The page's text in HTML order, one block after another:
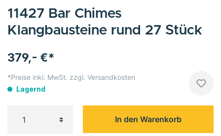
379,- €*
*Preise inkl. MwSt. zzgl. Versandkosten
Lagernd
In den Warenkorb
11427 Bar Chimes
Klangbausteine rund 27 Stück